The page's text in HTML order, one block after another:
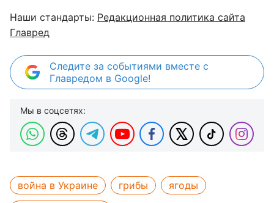
Наши стандарты: Редакционная политика сайта
Главред
Следите за событиями вместе с
Главредом в Google!
Мы в соцсетях:
война в Украине грибы
ягоды